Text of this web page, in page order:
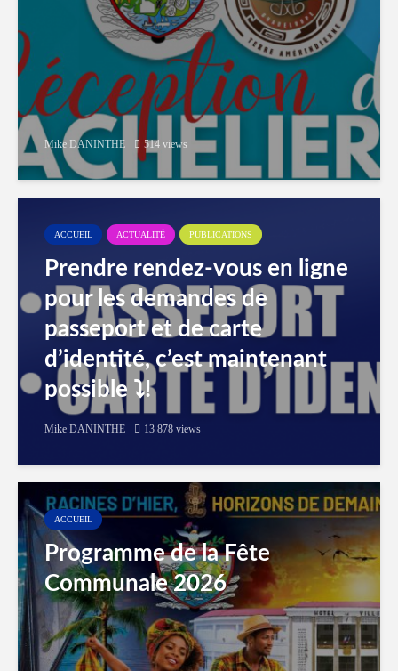
Mike DANINTHE 514 views
ACCUEIL ACTUALITÉ PUBLICATIONS
Prendre rendez-vous en ligne
pour les demandes de
passeport et de carte
d’identité, c’est maintenant
possible ⤵️!
Mike DANINTHE 13 878 views
ACCUEIL
Programme de la Fête
Communale 2026